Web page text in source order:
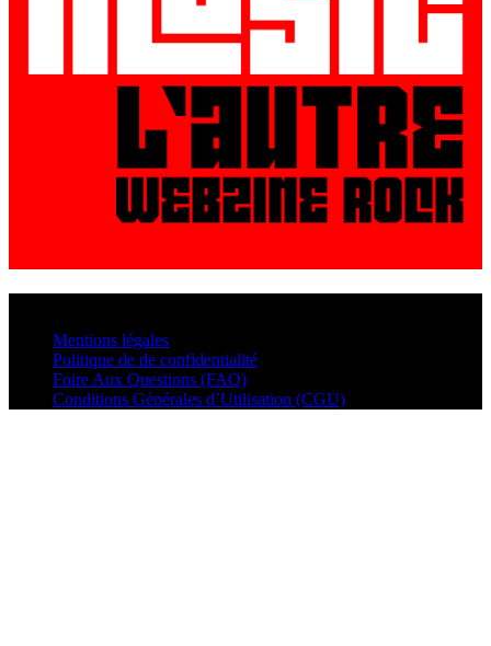
Mentions légales
Politique de de confidentialité
Foire Aux Questions (FAQ)
Conditions Générales d’Utilisation (CGU)